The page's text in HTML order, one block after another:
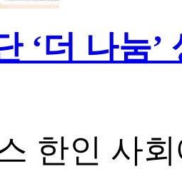
‘더 나눔
한인 사